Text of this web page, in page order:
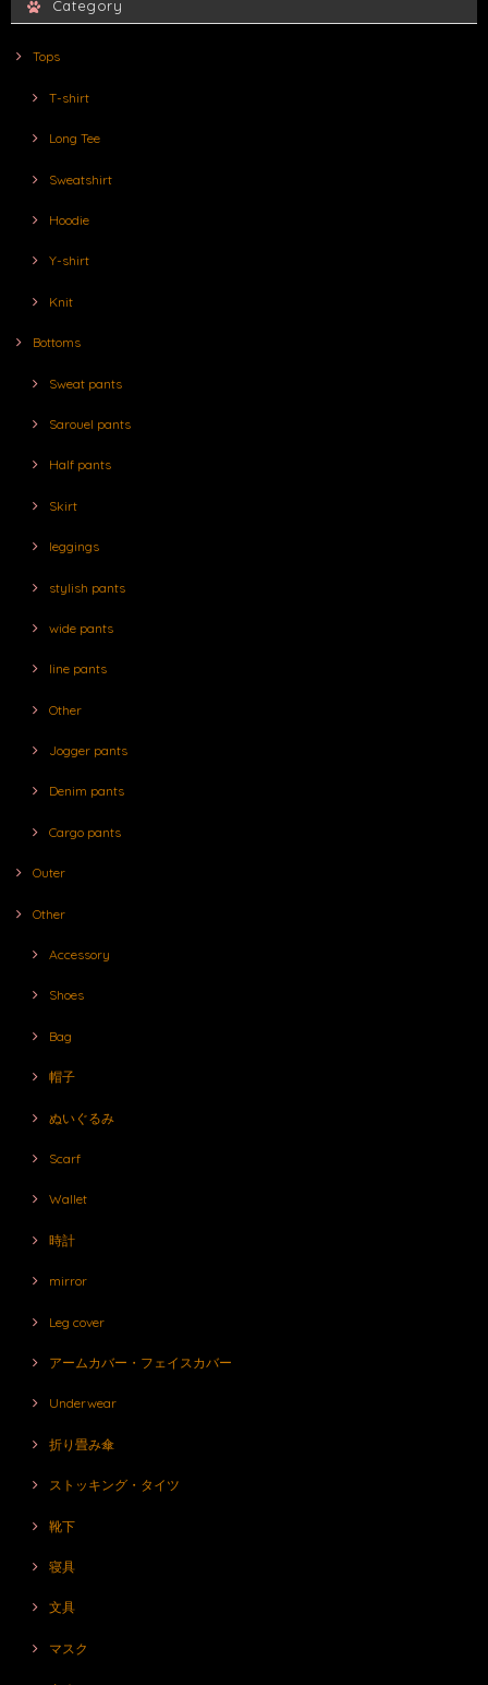
Category
Tops
T-shirt
Long Tee
Sweatshirt
Hoodie
Y-shirt
Knit
Bottoms
Sweat pants
Sarouel pants
Half pants
Skirt
leggings
stylish pants
wide pants
line pants
Other
Jogger pants
Denim pants
Cargo pants
Outer
Other
Accessory
Shoes
Bag
帽子
ぬいぐるみ
Scarf
Wallet
時計
mirror
Leg cover
アームカバー・フェイスカバー
Underwear
折り畳み傘
ストッキング・タイツ
靴下
寝具
文具
マスク